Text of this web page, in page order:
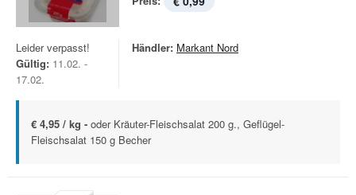
Leider verpasst!
Gültig: 11.02. -
17.02.
Händler: Markant Nord
€ 4,95 / kg - oder Kräuter-Fleischsalat 200 g., Geflügel-
Fleischsalat 150 g Becher